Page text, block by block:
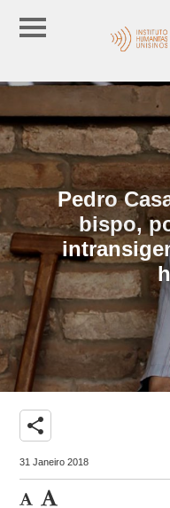
Pedro
bispo,
share
31 Janeiro 2018